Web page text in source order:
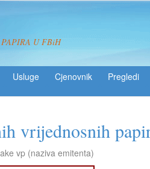
PAPIRA U FBiH
Usluge Pregledi
vrijednosnih
vp (naziva emitenta)